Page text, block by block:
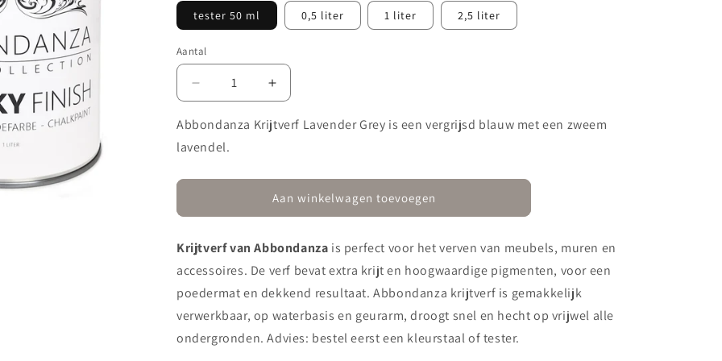
tester 50 ml 0,5 liter 1 liter 2,5 liter
Aantal
Aantal
verlagen
voor
Krijtverf
525
Aantal
verhogen
voor
Grey
Abbondanza Krijtverf Lavender Grey is een vergrijsd blauw met een zweem
lavendel.
Aan winkelwagen toevoegen
Krijtverf van Abbondanza is perfect voor het verven van meubels, muren en
accessoires. De verf bevat extra krijt en hoogwaardige pigmenten, voor een
poedermat en dekkend resultaat. Abbondanza krijtverf is gemakkelijk
verwerkbaar, op waterbasis en geurarm, droogt snel en hecht op vrijwel alle
ondergronden. Advies: bestel eerst een kleurstaal of tester.